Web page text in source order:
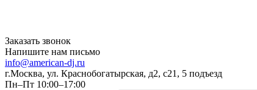
Заказать звонок
Напишите нам письмо
info@american-dj.ru
г.Москва, ул. Краснобогатырская, д2, с21, 5 подъезд
Пн–Пт 10:00–17:00